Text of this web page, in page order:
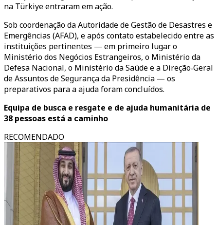
na Türkiye entraram em ação.
Sob coordenação da Autoridade de Gestão de Desastres e
Emergências (AFAD), e após contato estabelecido entre as
instituições pertinentes — em primeiro lugar o
Ministério dos Negócios Estrangeiros, o Ministério da
Defesa Nacional, o Ministério da Saúde e a Direção‑Geral
de Assuntos de Segurança da Presidência — os
preparativos para a ajuda foram concluídos.
Equipa de busca e resgate e de ajuda humanitária de
38 pessoas está a caminho
RECOMENDADO